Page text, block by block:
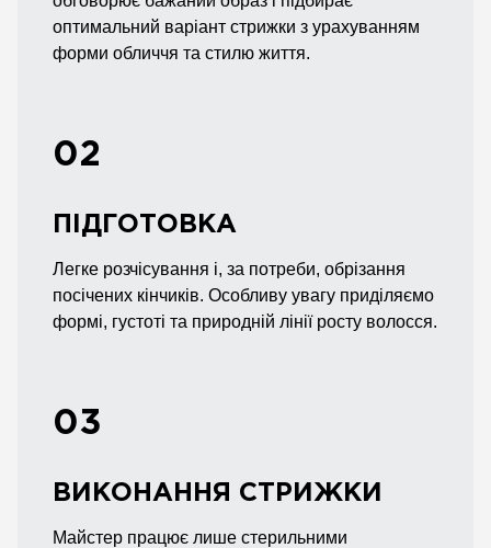
оптимальний варіант стрижки з урахуванням
форми обличчя та стилю життя.
02
ПІДГОТОВКА
Легке розчісування і, за потреби, обрізання
посічених кінчиків. Особливу увагу приділяємо
формі, густоті та природній лінії росту волосся.
03
ВИКОНАННЯ СТРИЖКИ
Майстер працює лише стерильними